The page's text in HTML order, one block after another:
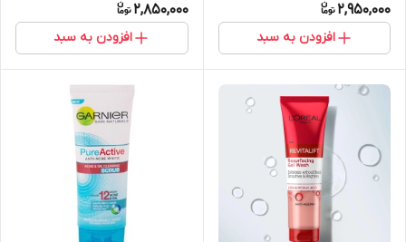
۲۳۶ میل
2,950,000
افزودن به سبد
Foam For Normal To Dry
2,850,000
افزودن به سبد